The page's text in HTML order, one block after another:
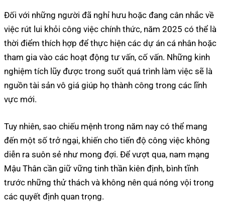
Đối với những người đã nghỉ hưu hoặc đang cân nhắc về
việc rút lui khỏi công việc chính thức, năm 2025 có thể là
thời điểm thích hợp để thực hiện các dự án cá nhân hoặc
tham gia vào các hoạt động tư vấn, cố vấn. Những kinh
nghiệm tích lũy được trong suốt quá trình làm việc sẽ là
nguồn tài sản vô giá giúp họ thành công trong các lĩnh
vực mới.
Tuy nhiên, sao chiếu mệnh trong năm nay có thể mang
đến một số trở ngại, khiến cho tiến độ công việc không
diễn ra suôn sẻ như mong đợi. Để vượt qua, nam mạng
Mậu Thân cần giữ vững tinh thần kiên định, bình tĩnh
trước những thử thách và không nên quá nóng vội trong
các quyết định quan trọng.